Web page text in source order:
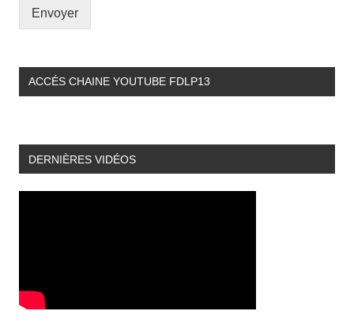
Envoyer
ACCÉS CHAINE YOUTUBE FDLP13
DERNIÈRES VIDÉOS